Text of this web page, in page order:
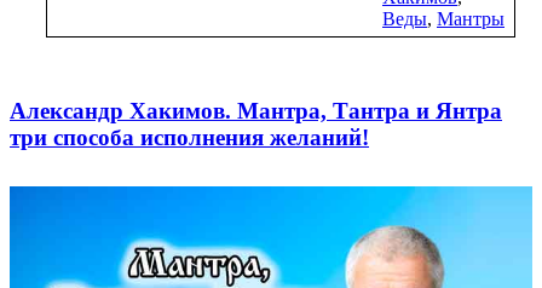
Веды, Мантры
Александр Хакимов. Мантра, Тантра и Янтра
три способа исполнения желаний!